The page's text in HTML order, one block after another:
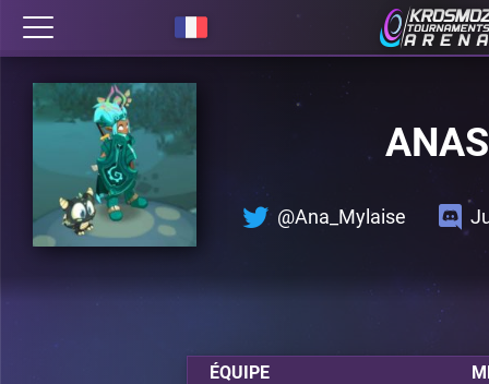
ANAS
@Ana_Mylaise
ÉQUIPE